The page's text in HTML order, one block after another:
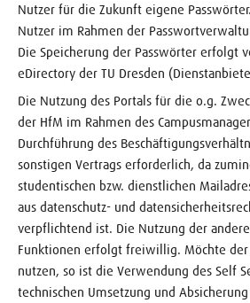
Nutzer für die Zukunft eigene
Nutzer im Rahmen der
Die Speicherung der Passwörter erfolgt
eDirectory der TU Dresden
Die Nutzung des Portals für die o.g.
der HfM im Rahmen des
Durchführung des
sonstigen Vertrags erforderlich, da
studentischen bzw. dienstlichen
aus datenschutz- und
verpflichtend ist. Die Nutzung der
Funktionen erfolgt freiwillig. Möchte
nutzen, so ist die Verwendung des Self
technischen Umsetzung und